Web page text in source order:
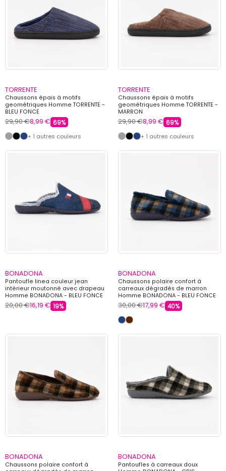
TORRENTE
Chaussons épais à motifs
geométriques Homme TORRENTE -
BLEU FONCE
29,90 €8,99 € 69%
+ 1 autres couleurs
TORRENTE
Chaussons épais à motifs
geométriques Homme TORRENTE -
MARRON
29,90 €8,99 € 69%
+ 1 autres couleurs
BONADONA
Pantoufle linea couleur jean
intérieur moutonné avec drapeau
Homme BONADONA - BLEU FONCE
20,00 €16,19 € 19%
BONADONA
Chaussons polaire confort à
carreaux dégradés de marron
Homme BONADONA - BLEU FONCE
30,00 €17,99 € 40%
BONADONA
Chaussons polaire confort à
BONADONA
Pantoufles à carreaux doux